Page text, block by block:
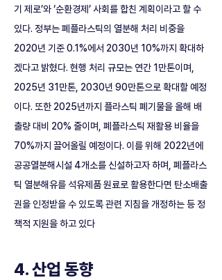
기 제로’와 ‘순환경제’ 사회를 합친 계획이라고 할 수
있다. 정부는 폐플라스틱의 열분해 처리 비중을
2020년 기준 0.1%에서 2030년 10%까지 확대하
겠다고 밝혔다. 현행 처리 규모는 연간 1만톤이며,
2025년 31만톤, 2030년 90만톤으로 확대할 예정
이다. 또한 2025년까지 플라스틱 폐기물을 올해 배
출량 대비 20% 줄이며, 폐플라스틱 재활용 비율을
70%까지 끌어올릴 예정이다. 이를 위해 2022년에
공공열분해시설 4개소를 신설하고자 하며, 폐플라스
틱 열분해유를 석유제품 원료로 활용한다면 탄소배출
권을 인정받을 수 있도록 관련 지침을 개정하는 등 정
책적 지원을 하고 있다
4. 산업 동향